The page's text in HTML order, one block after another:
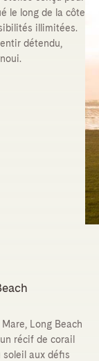
le long de la côte
illimitées.
détendu,
Long Beach
récif de corail
soleil aux défis